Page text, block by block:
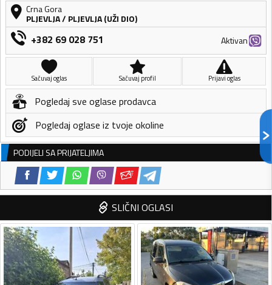
Crna Gora
PLJEVLJA/ PLJEVLJA (UŽI DIO)
+382 69 028 751 Aktivan
Sačuvaj oglas Sačuvaj profil Prijavi oglas
Pogledaj sve oglase prodavca
Pogledaj oglase iz tvoje okoline
PODIJELI SA PRIJATELJIMA
SLIČNI OGLASI